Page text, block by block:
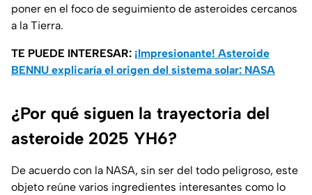
poner en el foco de seguimiento de asteroides cercanos
a la Tierra.
TE PUEDE INTERESAR: ¡Impresionante! Asteroide
BENNU explicaría el origen del sistema solar: NASA
¿Por qué siguen la trayectoria del
asteroide 2025 YH6?
De acuerdo con la NASA, sin ser del todo peligroso, este
objeto reúne varios ingredientes interesantes como lo